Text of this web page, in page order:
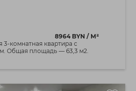
8964 BYN / М²
3-комнатная квартира с
Общая площадь — 63,3 м2.